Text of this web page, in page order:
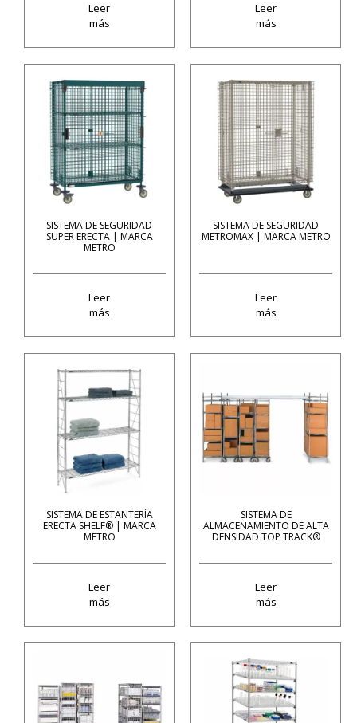
Leer
más
Leer
más
SISTEMA DE SEGURIDAD
SUPER ERECTA | MARCA
METRO
Leer
más
SISTEMA DE SEGURIDAD
METROMAX | MARCA METRO
Leer
más
SISTEMA DE ESTANTERÍA
ERECTA SHELF® | MARCA
METRO
Leer
más
SISTEMA DE
ALMACENAMIENTO DE ALTA
DENSIDAD TOP TRACK®
Leer
más